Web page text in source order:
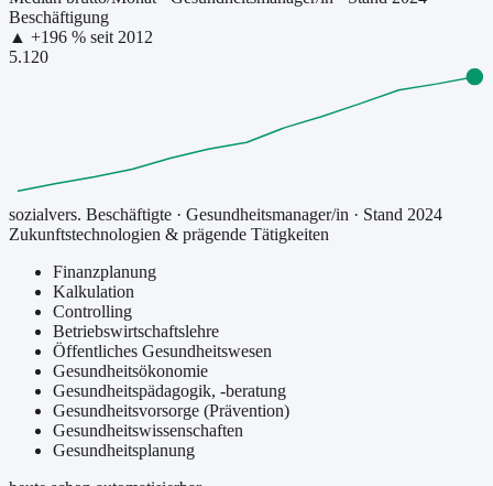
Beschäftigung
▲ +196 % seit 2012
5.120
sozialvers. Beschäftigte · Gesundheitsmanager/in · Stand 2024
Zukunftstechnologien & prägende Tätigkeiten
Finanzplanung
Kalkulation
Controlling
Betriebswirtschaftslehre
Öffentliches Gesundheitswesen
Gesundheitsökonomie
Gesundheitspädagogik, -beratung
Gesundheitsvorsorge (Prävention)
Gesundheitswissenschaften
Gesundheitsplanung